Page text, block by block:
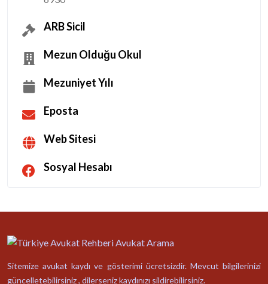
ARB Sicil
Mezun Olduğu Okul
Mezuniyet Yılı
Eposta
Web Sitesi
Sosyal Hesabı
Sitemize avukat kaydı ve gösterimi ücretsizdir. Mevcut bilgilerinizi
güncelletebilirsiniz , dilerseniz kaydınızı sildirebilirsiniz.